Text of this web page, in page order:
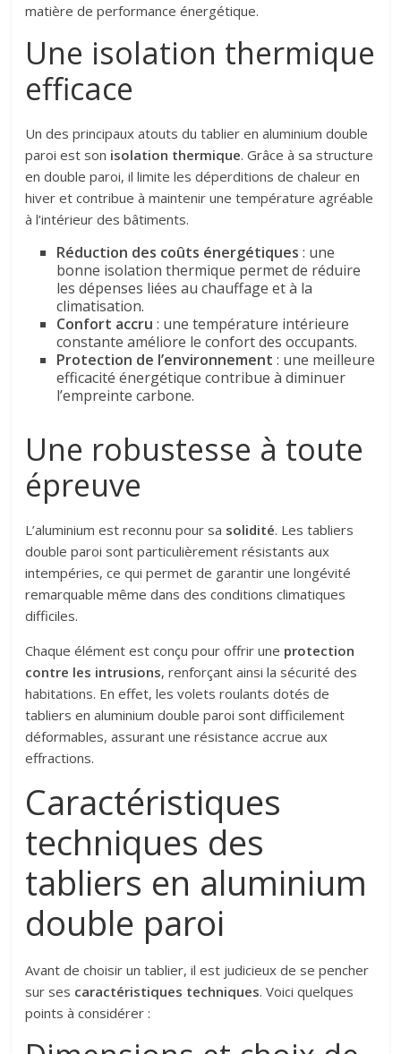
matière de performance énergétique.
Une isolation thermique
efficace
Un des principaux atouts du tablier en aluminium double
paroi est son isolation thermique. Grâce à sa structure
en double paroi, il limite les déperditions de chaleur en
hiver et contribue à maintenir une température agréable
à l’intérieur des bâtiments.
Réduction des coûts énergétiques : une
bonne isolation thermique permet de réduire
les dépenses liées au chauffage et à la
climatisation.
Confort accru : une température intérieure
constante améliore le confort des occupants.
Protection de l’environnement : une meilleure
efficacité énergétique contribue à diminuer
l’empreinte carbone.
Une robustesse à toute
épreuve
L’aluminium est reconnu pour sa solidité. Les tabliers
double paroi sont particulièrement résistants aux
intempéries, ce qui permet de garantir une longévité
remarquable même dans des conditions climatiques
difficiles.
Chaque élément est conçu pour offrir une protection
contre les intrusions, renforçant ainsi la sécurité des
habitations. En effet, les volets roulants dotés de
tabliers en aluminium double paroi sont difficilement
déformables, assurant une résistance accrue aux
effractions.
Caractéristiques
techniques des
tabliers en aluminium
double paroi
Avant de choisir un tablier, il est judicieux de se pencher
sur ses caractéristiques techniques. Voici quelques
points à considérer :